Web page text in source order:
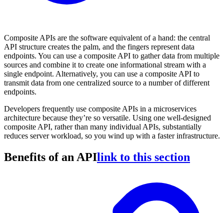
Composite APIs are the software equivalent of a hand: the central
API structure creates the palm, and the fingers represent data
endpoints. You can use a composite API to gather data from multiple
sources and combine it to create one informational stream with a
single endpoint. Alternatively, you can use a composite API to
transmit data from one centralized source to a number of different
endpoints.
Developers frequently use composite APIs in a microservices
architecture because they’re so versatile. Using one well-designed
composite API, rather than many individual APIs, substantially
reduces server workload, so you wind up with a faster infrastructure.
Benefits of an APIlink to this section